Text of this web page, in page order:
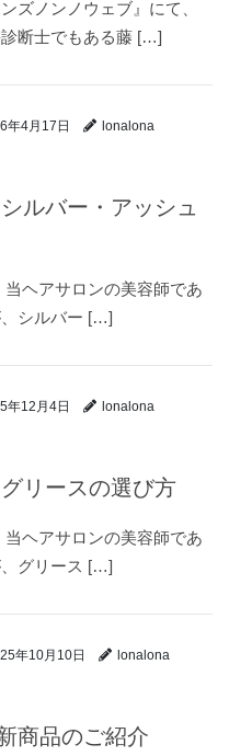
ズノンノウェブ』にて、
断士でもある藤 […]
年4月17日 lonalona
ルバー・アッシュ
ヘアサロンの美容師であ
、シルバー […]
年12月4日 lonalona
リースの選び方
ヘアサロンの美容師であ
、グリース […]
年10月10日 lonalona
商品のご紹介